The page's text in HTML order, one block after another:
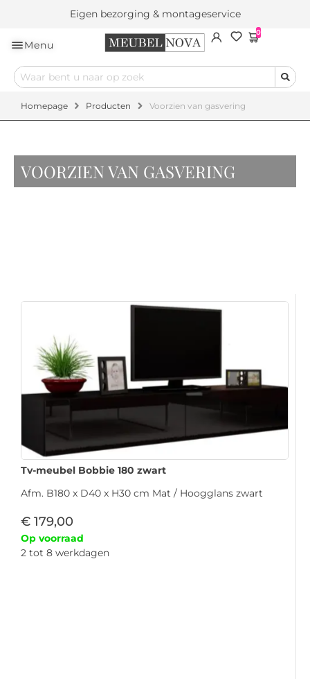
Eigen bezorging & montageservice
Menu
0
Homepage Producten Voorzien van gasvering
VOORZIEN VAN GASVERING
Tv-meubel Bobbie 180 zwart
Afm. B180 x D40 x H30 cm Mat / Hoogglans zwart
€ 179,00
Op voorraad
2 tot 8 werkdagen